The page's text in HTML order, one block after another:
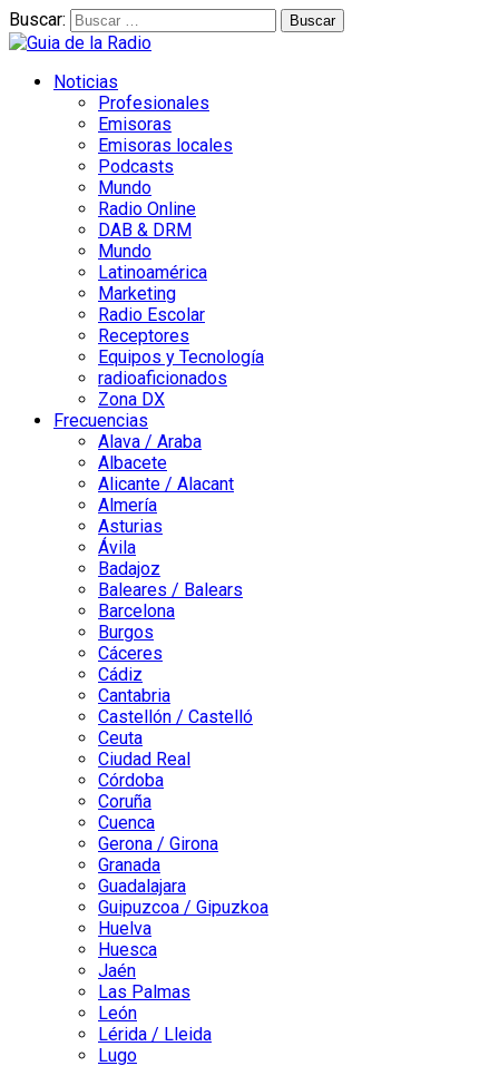
Buscar:
Noticias
Profesionales
Emisoras
Emisoras locales
Podcasts
Mundo
Radio Online
DAB & DRM
Mundo
Latinoamérica
Marketing
Radio Escolar
Receptores
Equipos y Tecnología
radioaficionados
Zona DX
Frecuencias
Alava / Araba
Albacete
Alicante / Alacant
Almería
Asturias
Ávila
Badajoz
Baleares / Balears
Barcelona
Burgos
Cáceres
Cádiz
Cantabria
Castellón / Castelló
Ceuta
Ciudad Real
Córdoba
Coruña
Cuenca
Gerona / Girona
Granada
Guadalajara
Guipuzcoa / Gipuzkoa
Huelva
Huesca
Jaén
Las Palmas
León
Lérida / Lleida
Lugo